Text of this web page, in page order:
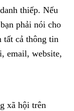
thiếp. Nếu
phải nói cho
tất cả thông tin
email, website,
xã hội trên